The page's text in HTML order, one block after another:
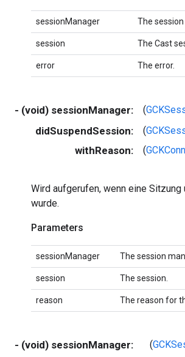
sessionManager The
session The Cast
error The error.
- (void) sessionManager: (
didSuspendSession: (
withReason: (
Wird aufgerufen, wenn eine Sitzung
wurde.
Parameters
sessionManager The session
session The session.
reason The reason for
- (void) sessionManager: (